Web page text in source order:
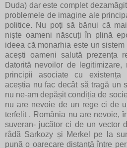
Duda) dar este complet
problemele de imagine ale
politice. Nu poți să bănui că
niște oameni născuți în plină
ideea că monarhia este un
acești oameni salută prezența
datorită nevoilor de
principii asociate cu existența
aceștia nu fac decât să tragă un
nu ne-am depășit condiția de
nu are nevoie de un rege ci de
terfelit . România nu are nevoie,
suveran- jucător ci de un vector
râdă Sarkozy și Merkel pe la
pună o oarecare distanță între